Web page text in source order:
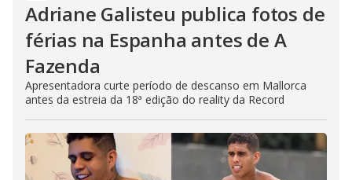
Adriane Galisteu publica fotos de
férias na Espanha antes de A
Fazenda
Apresentadora curte período de descanso em Mallorca
antes da estreia da 18ª edição do reality da Record